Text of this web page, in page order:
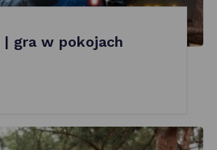
| gra w pokojach